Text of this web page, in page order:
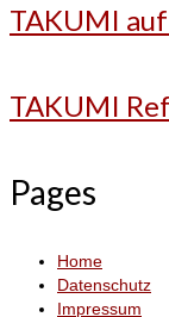
TAKUMI
TAKUMI
Pages
Home
Datenschutz
Impressum